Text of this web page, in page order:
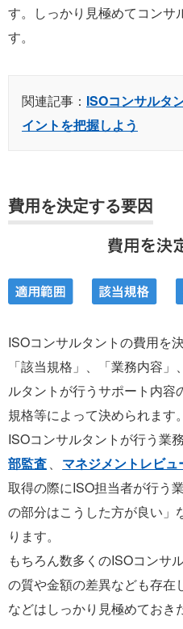
す。しっかり見極めてコンサ
す。
関連記事： ISOコンサルタ
イントを把握しよう
費用を決定する要因
ISOコンサルタントの費用を
「該当規格」、「業務内容
ルタントが行うサポート内容
規格等によって決められます。
ISOコンサルタントが行う業
部監査、 マネジメントレビュ
取得の際にISO担当者が行う
の部分はこうした方が良い」
ります。
もちろん数多くのISOコンサ
の質や金額の差異なども存在
などはしっかり見極めておき